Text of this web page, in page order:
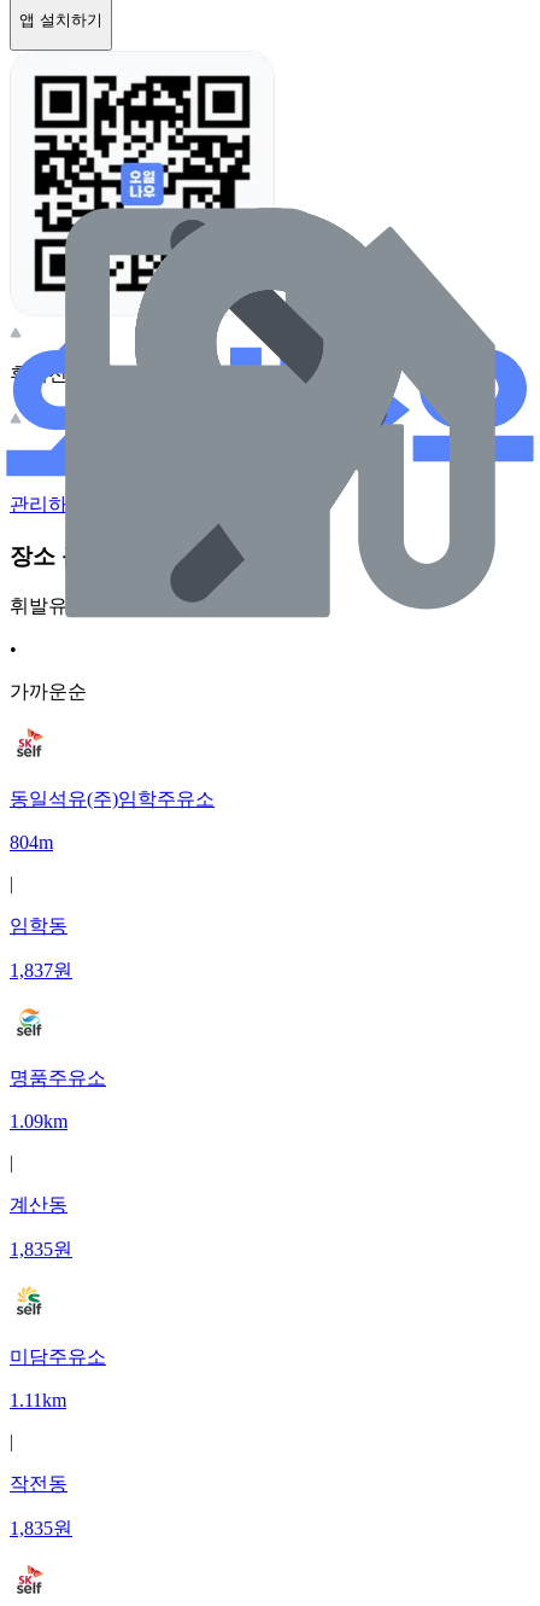
앱 설치하기
휴대전화 카메라로 찍어보세요
관리하기
장소 근처 주유소
휘발유
•
가까운순
동일석유(주)임학주유소
804m
|
임학동
1,837원
명품주유소
1.09km
|
계산동
1,835원
미담주유소
1.11km
|
작전동
1,835원